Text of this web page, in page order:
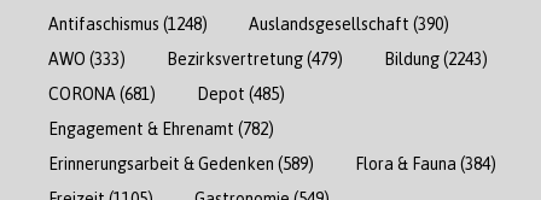
Antifaschismus (1248) Auslandsgesellschaft (390)
AWO (333) Bezirksvertretung(479) Bildung(2243)
CORONA (681) Depot (485)
Engagement & Ehrenamt (782)
Erinnerungsarbeit & Gedenken (589) Flora & Fauna (384)